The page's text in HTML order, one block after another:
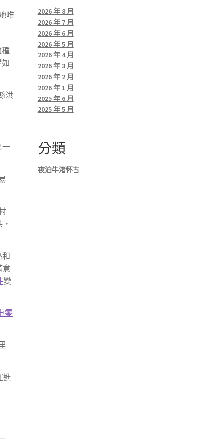
唯
洪
一
和
意
變
零
進
2026 年 8 月
2026 年 7 月
2026 年 6 月
2026 年 5 月
2026 年 4 月
2026 年 3 月
2026 年 2 月
2026 年 1 月
2025 年 6 月
2025 年 5 月
分類
夜泊牛渚怀古